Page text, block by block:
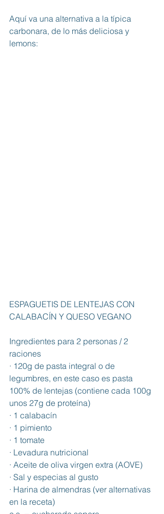
Aquí va una alternativa a la típica
carbonara, de lo más deliciosa y
lemons:
ESPAGUETIS DE LENTEJAS CON
CALABACÍN Y QUESO VEGANO
Ingredientes para 2 personas / 2
raciones
· 120g de pasta integral o de
legumbres, en este caso es pasta
100% de lentejas (contiene cada 100g
unos 27g de proteína)
· 1 calabacín
· 1 pimiento
· 1 tomate
· Levadura nutricional
· Aceite de oliva virgen extra (AOVE)
· Sal y especias al gusto
· Harina de almendras (ver alternativas
en la receta)